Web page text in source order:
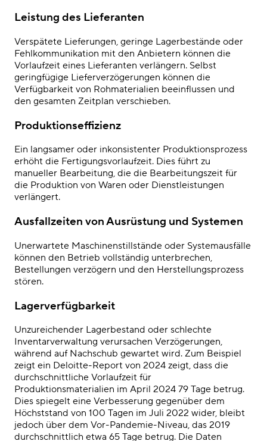
Leistung des Lieferanten
Verspätete Lieferungen, geringe Lagerbestände oder
Fehlkommunikation mit den Anbietern können die
Vorlaufzeit eines Lieferanten verlängern. Selbst
geringfügige Lieferverzögerungen können die
Verfügbarkeit von Rohmaterialien beeinflussen und
den gesamten Zeitplan verschieben.
Produktionseffizienz
Ein langsamer oder inkonsistenter Produktionsprozess
erhöht die Fertigungsvorlaufzeit. Dies führt zu
manueller Bearbeitung, die die Bearbeitungszeit für
die Produktion von Waren oder Dienstleistungen
verlängert.
Ausfallzeiten von Ausrüstung und Systemen
Unerwartete Maschinenstillstände oder Systemausfälle
können den Betrieb vollständig unterbrechen,
Bestellungen verzögern und den Herstellungsprozess
stören.
Lagerverfügbarkeit
Unzureichender Lagerbestand oder schlechte
Inventarverwaltung verursachen Verzögerungen,
während auf Nachschub gewartet wird. Zum Beispiel
zeigt ein Deloitte-Report von 2024 zeigt, dass die
durchschnittliche Vorlaufzeit für
Produktionsmaterialien im April 2024 79 Tage betrug.
Dies spiegelt eine Verbesserung gegenüber dem
Höchststand von 100 Tagen im Juli 2022 wider, bleibt
jedoch über dem Vor-Pandemie-Niveau, das 2019
durchschnittlich etwa 65 Tage betrug. Die Daten